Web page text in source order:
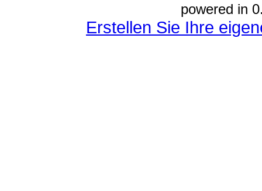
powered in
Erstellen Sie Ihre